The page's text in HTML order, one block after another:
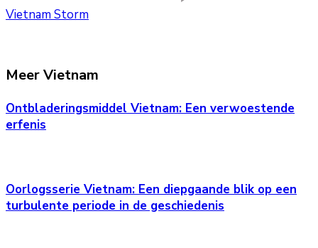
Vietnam Storm
Meer Vietnam
Ontbladeringsmiddel Vietnam: Een verwoestende
erfenis
Oorlogsserie Vietnam: Een diepgaande blik op een
turbulente periode in de geschiedenis